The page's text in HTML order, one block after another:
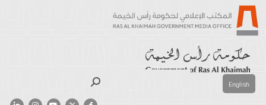
English